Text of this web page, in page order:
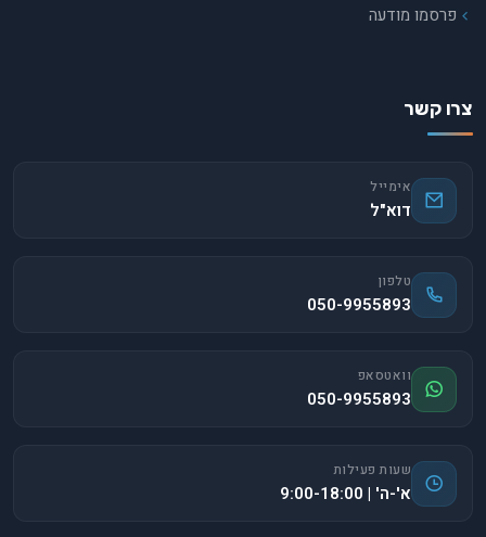
פרסמו מודעה
צרו קשר
אימייל
דוא"ל
טלפון
050-9955893
וואטסאפ
050-9955893
שעות פעילות
א'-ה' | 9:00-18:00